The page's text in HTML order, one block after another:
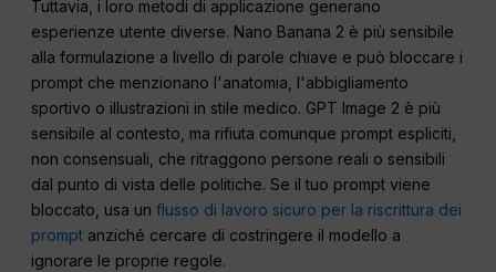
Tuttavia, i loro metodi di applicazione generano
esperienze utente diverse. Nano Banana 2 è più sensibile
alla formulazione a livello di parole chiave e può bloccare i
prompt che menzionano l'anatomia, l'abbigliamento
sportivo o illustrazioni in stile medico. GPT Image 2 è più
sensibile al contesto, ma rifiuta comunque prompt espliciti,
non consensuali, che ritraggono persone reali o sensibili
dal punto di vista delle politiche. Se il tuo prompt viene
bloccato, usa unflusso di lavoro sicuro per la riscrittura dei
prompt anziché cercare di costringere il modello a
ignorare le proprie regole.